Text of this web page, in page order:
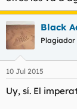
Black
Plagiador
10 Jul 2015
Uy, sí. El